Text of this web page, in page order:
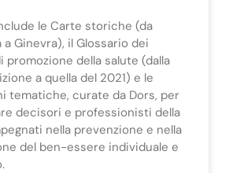
le Carte storiche (da
a Ginevra), il Glossario dei
promozione della salute (dalla
a quella del 2021) e le
tematiche, curate da Dors, per
decisori e professionisti della
nella prevenzione e nella
del ben-essere individuale e